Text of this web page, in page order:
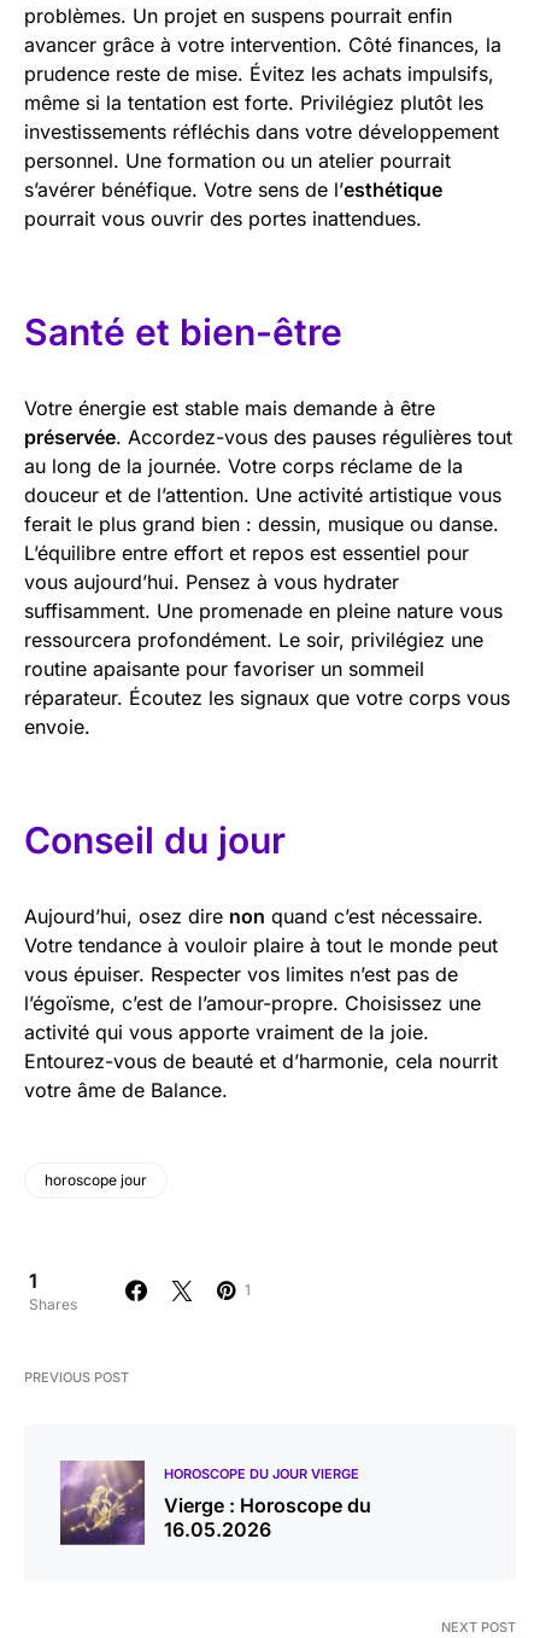
problèmes. Un projet en suspens pourrait enfin
avancer grâce à votre intervention. Côté finances, la
prudence reste de mise. Évitez les achats impulsifs,
même si la tentation est forte. Privilégiez plutôt les
investissements réfléchis dans votre développement
personnel. Une formation ou un atelier pourrait
s’avérer bénéfique. Votre sens de l’esthétique
pourrait vous ouvrir des portes inattendues.
Santé et bien-être
Votre énergie est stable mais demande à être
préservée. Accordez-vous des pauses régulières tout
au long de la journée. Votre corps réclame de la
douceur et de l’attention. Une activité artistique vous
ferait le plus grand bien : dessin, musique ou danse.
L’équilibre entre effort et repos est essentiel pour
vous aujourd’hui. Pensez à vous hydrater
suffisamment. Une promenade en pleine nature vous
ressourcera profondément. Le soir, privilégiez une
routine apaisante pour favoriser un sommeil
réparateur. Écoutez les signaux que votre corps vous
envoie.
Conseil du jour
Aujourd’hui, osez dire non quand c’est nécessaire.
Votre tendance à vouloir plaire à tout le monde peut
vous épuiser. Respecter vos limites n’est pas de
l’égoïsme, c’est de l’amour-propre. Choisissez une
activité qui vous apporte vraiment de la joie.
Entourez-vous de beauté et d’harmonie, cela nourrit
votre âme de Balance.
horoscope jour
1
Shares
1
PREVIOUS POST
HOROSCOPE DU JOUR VIERGE
Vierge : Horoscope du
16.05.2026
NEXT POST